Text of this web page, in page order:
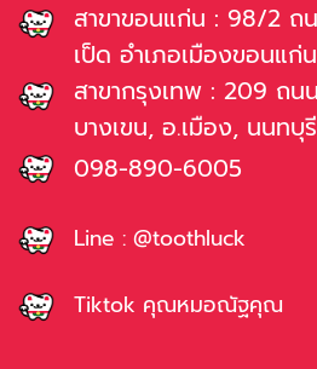
สาขาขอนแก่น : 98/2 ถ
เป็ด อำเภอเมืองขอนแ
สาขากรุงเทพ : 209 ถ
บางเขน, อ.เมือง, นนทบุ
098-890-6005
Line : @toothluck
Tiktok คุณหมอณัฐคุณ